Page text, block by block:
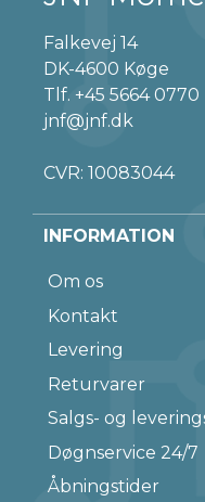
Falkevej 14
DK-4600 Køge
Tlf. +45 5664 0770
jnf@jnf.dk
CVR: 10083044
INFORMATION
Om os
Kontakt
Levering
Returvarer
Salgs- og
Døgnservice 24/7
Åbningstider